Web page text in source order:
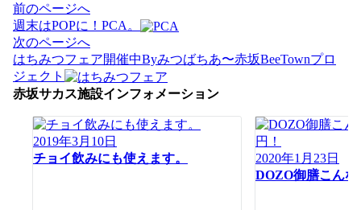
投
稿
ナ
ビ
ゲ
ー
前のページへ
週末はPOPに！PCA。
次のページへ
はちみつフェア開催中Byみつばちあ〜赤坂BeeTownプロ
ジェクト
赤坂サカス施設インフォメーション
2019年3月10日
チョイ飲みにも使えます。
2020年1月23日
DOZO御膳こんな